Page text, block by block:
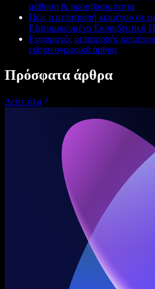
μάθηση & προσβασιμότητα
Πώς η μετατροπή κειμένου σε
Εξατομικευμένο Εκπαιδευτικό
Εφαρμογές μετατροπής
ειδησεογραφικά άρθρα
Πρόσφατα άρθρα
Δείτε όλα